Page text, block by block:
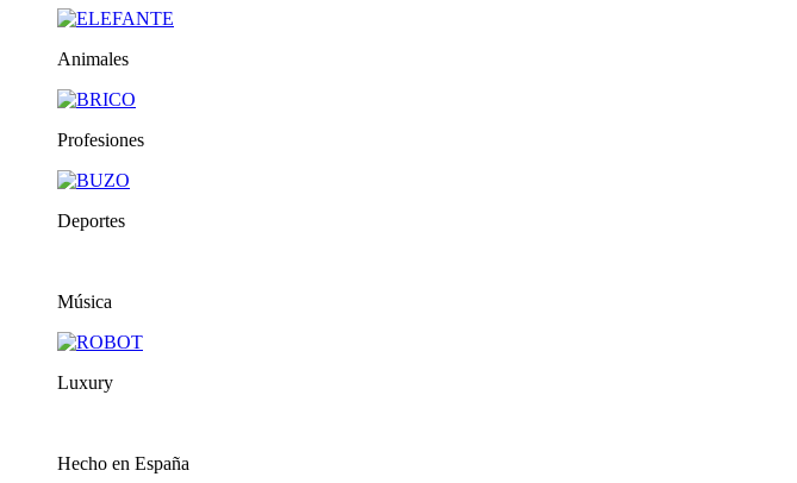
Animales
Profesiones
Deportes
Música
Luxury
Hecho en España